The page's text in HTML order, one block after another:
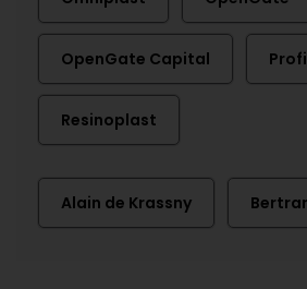
OpenGate Capital
Resinoplast
Alain de Krassny